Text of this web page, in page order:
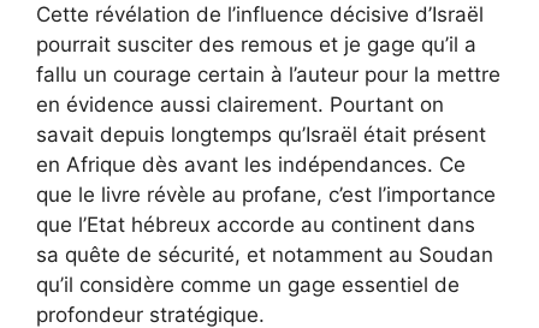
Cette révélation de l’influence décisive d’Israël
pourrait susciter des remous et je gage qu’il a
fallu un courage certain à l’auteur pour la mettre
en évidence aussi clairement. Pourtant on
savait depuis longtemps qu’Israël était présent
en Afrique dès avant les indépendances. Ce
que le livre révèle au profane, c’est l’importance
que l’Etat hébreux accorde au continent dans
sa quête de sécurité, et notamment au Soudan
qu’il considère comme un gage essentiel de
profondeur stratégique.